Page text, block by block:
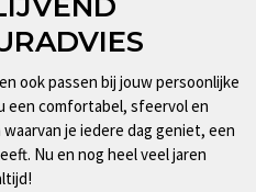
ook passen bij jouw persoonlijke
een comfortabel, sfeervol en
je iedere dag geniet, een
Nu en nog heel veel jaren